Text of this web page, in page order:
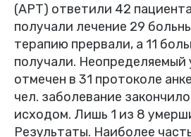
(АРТ) ответили 42
получали лечение 29
терапию прервали, а 11
получали.
отмечен в 31 протоколе
чел. заболевание
исходом. Лишь 1 из 8
Результаты. Наиболее